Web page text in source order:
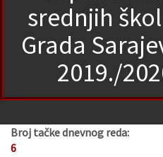
srednjih
Grada
2019./
Broj tačke dnevnog reda:
6